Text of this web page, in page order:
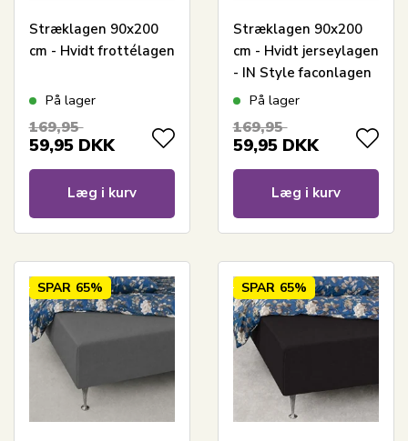
Stræklagen 90x200
cm - Hvidt frottélagen
På lager
169,95
59,95 DKK
Læg i kurv
Stræklagen 90x200
cm - Hvidt jerseylagen
- IN Style faconlagen
På lager
169,95
59,95 DKK
Læg i kurv
SPAR 65% SPAR 65%